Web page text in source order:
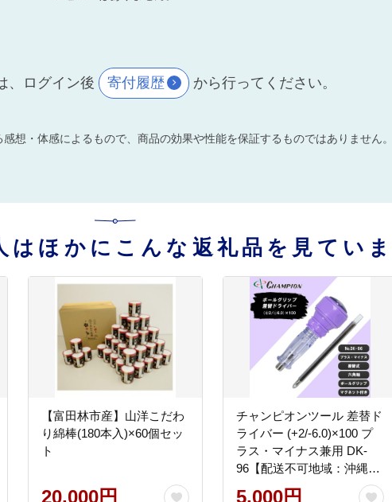
、ログイン後 寄付履歴 から行ってください。
想・体感によるもので、商品の効果や性能を保証するものではありません。
はほかにこんな返礼品を見ていま
【富田林市産】山洋こだわ
り綿棒(180本入)×60個セッ
ト
20,000円
チャンピオンツール 差替ド
ライバー (+2/-6.0)×100 プ
ラス・マイナス兼用 DK-
96【配送不可地域：沖縄
5,000円